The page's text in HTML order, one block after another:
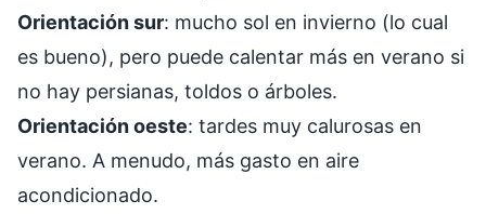
Orientación sur: mucho sol en invierno (lo cual
es bueno), pero puede calentar más en verano si
no hay persianas, toldos o árboles.
Orientación oeste: tardes muy calurosas en
verano. A menudo, más gasto en aire
acondicionado.